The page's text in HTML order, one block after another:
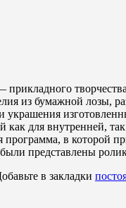
из бумажной
украшения
для внутренней,
программа, в
представлены
в закладки